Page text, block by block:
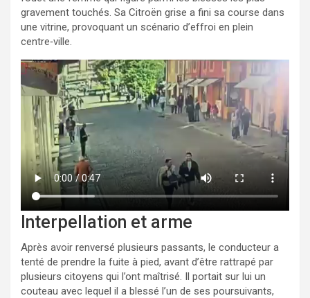
gravement touchés. Sa Citroën grise a fini sa course dans
une vitrine, provoquant un scénario d’effroi en plein
centre‑ville.
Interpellation et arme
Après avoir renversé plusieurs passants, le conducteur a
tenté de prendre la fuite à pied, avant d’être rattrapé par
plusieurs citoyens qui l’ont maîtrisé. Il portait sur lui un
couteau avec lequel il a blessé l’un de ses poursuivants,